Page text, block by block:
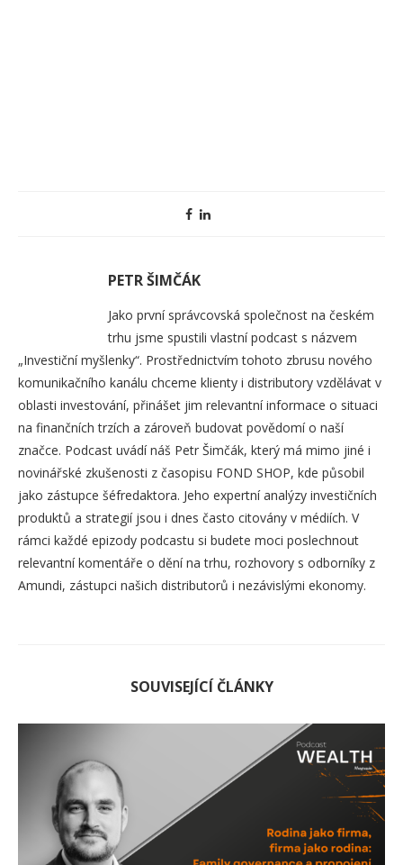
PETR ŠIMČÁK
Jako první správcovská společnost na českém
trhu jsme spustili vlastní podcast s názvem
„Investiční myšlenky“. Prostřednictvím tohoto zbrusu nového
komunikačního kanálu chceme klienty i distributory vzdělávat v
oblasti investování, přinášet jim relevantní informace o situaci
na finančních trzích a zároveň budovat povědomí o naší
značce. Podcast uvádí náš Petr Šimčák, který má mimo jiné i
novinářské zkušenosti z časopisu FOND SHOP, kde působil
jako zástupce šéfredaktora. Jeho expertní analýzy investičních
produktů a strategií jsou i dnes často citovány v médiích. V
rámci každé epizody podcastu si budete moci poslechnout
relevantní komentáře o dění na trhu, rozhovory s odborníky z
Amundi, zástupci našich distributorů i nezávislými ekonomy.
SOUVISEJÍCÍ ČLÁNKY